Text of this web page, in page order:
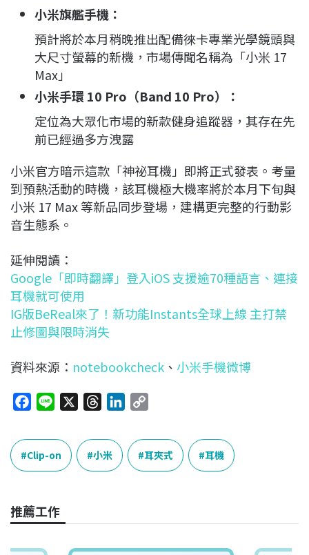
小米旗艦手機：
預計將於本月稍晚推出配備徠卡專業光學鏡頭與
大尺寸螢幕的新機，市場傳聞名稱為「小米 17
Max」
小米手環 10 Pro（Band 10 Pro）：
定位為大眾化市場的新款健身追蹤器，其存在先
前已經過多方洩露
小米官方暗示這款「神祕耳機」即將正式發表。考量
到預熱活動的時機，該耳機極大機率將於本月下旬與
小米 17 Max 等新品同步登場，建構更完整的行動影
音生態系。
延伸閱讀：
Google「即時翻譯」登入iOS 支援逾70種語言、連接
耳機就可使用
IG版BeReal來了！新功能Instants全球上線 主打禁
止修圖與限時消失
資料來源： notebookcheck 、 小米手機微博
c
e
b
o
k
n
e
r
e
a
k
n
p
y
L
k
Clip-on 小米 耳夾式 耳機
推薦工作